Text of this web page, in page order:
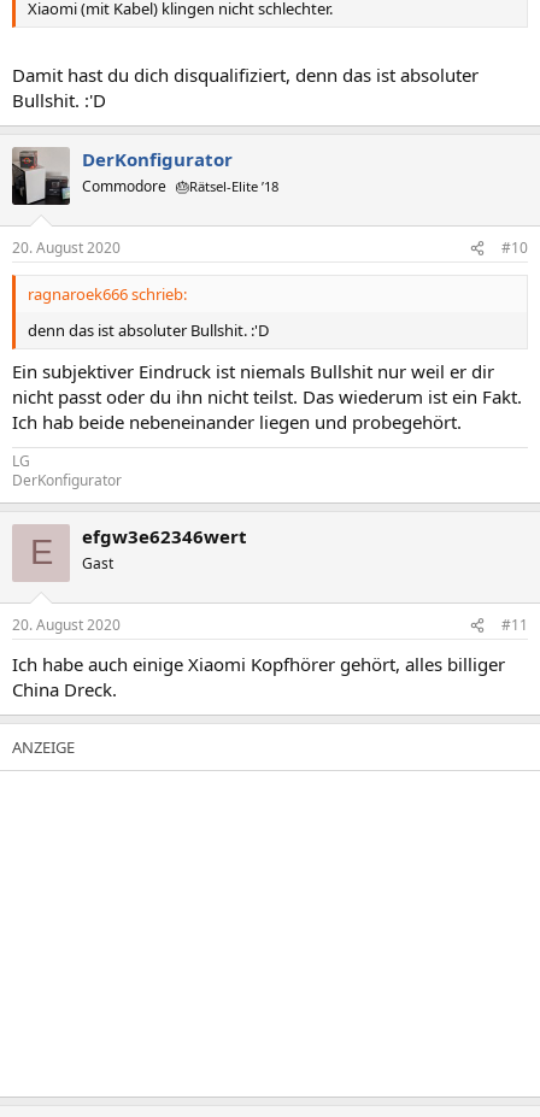
Xiaomi (mit Kabel) klingen nicht schlechter.
Damit hast du dich disqualifiziert, denn das ist absoluter
Bullshit. :'D
DerKonfigurator
Commodore 🎂Rätsel-Elite ’18
20. August 2020 #10
ragnaroek666 schrieb:
denn das ist absoluter Bullshit. :'D
Ein subjektiver Eindruck ist niemals Bullshit nur weil er dir
nicht passt oder du ihn nicht teilst. Das wiederum ist ein Fakt.
Ich hab beide nebeneinander liegen und probegehört.
LG
DerKonfigurator
E efgw3e62346wert
Gast
20. August 2020 #11
Ich habe auch einige Xiaomi Kopfhörer gehört, alles billiger
China Dreck.